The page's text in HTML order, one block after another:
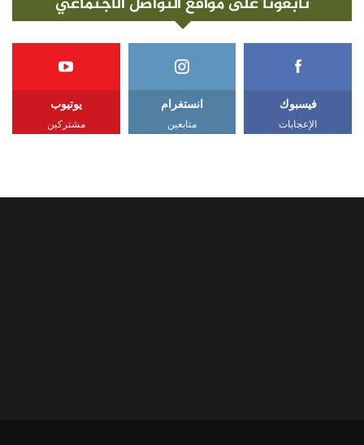
فيسبوك
الإعجابات
انستغرام
متابعين
يوتيوب
مشتركين